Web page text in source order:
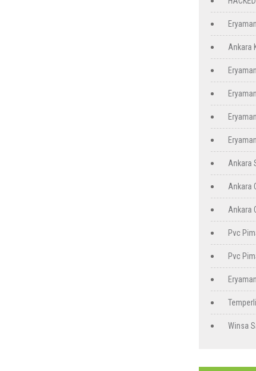
Ankara
Ankara
Ankara
Ankara
Pvc
Pvc
Winsa